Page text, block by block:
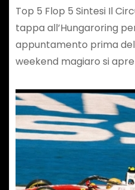
Top 5 Flop 5 Sintesi Il
tappa all’Hungaroring
appuntamento prima
weekend magiaro si